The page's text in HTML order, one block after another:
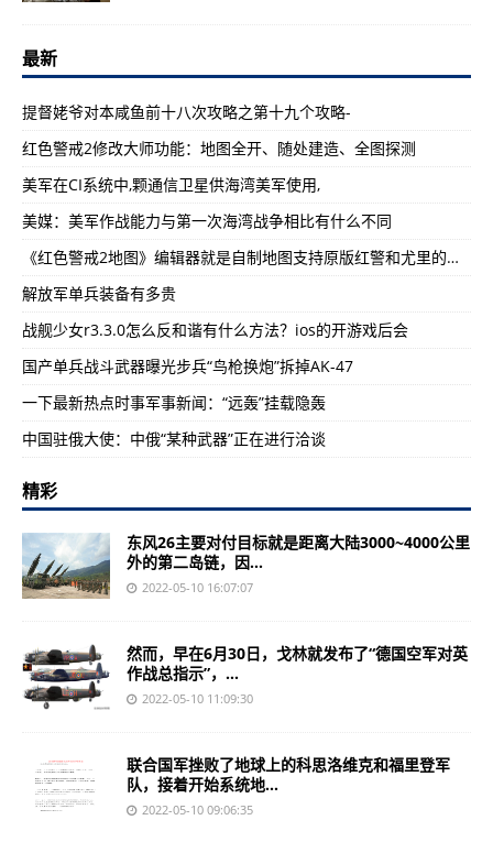
最新
提督姥爷对本咸鱼前十八次攻略之第十九个攻略-
红色警戒2修改大师功能：地图全开、随处建造、全图探测
美军在CI系统中,颗通信卫星供海湾美军使用,
美媒：美军作战能力与第一次海湾战争相比有什么不同
《红色警戒2地图》编辑器就是自制地图支持原版红警和尤里的复仇
解放军单兵装备有多贵
战舰少女r3.3.0怎么反和谐有什么方法？ios的开游戏后会
国产单兵战斗武器曝光步兵“鸟枪换炮”拆掉AK-47
一下最新热点时事军事新闻：“远轰”挂载隐轰
中国驻俄大使：中俄“某种武器”正在进行洽谈
精彩
东风26主要对付目标就是距离大陆3000~4000公里
外的第二岛链，因...
2022-05-10 16:07:07
然而，早在6月30日，戈林就发布了“德国空军对英
作战总指示”，...
2022-05-10 11:09:30
联合国军挫败了地球上的科思洛维克和福里登军
队，接着开始系统地...
2022-05-10 09:06:35